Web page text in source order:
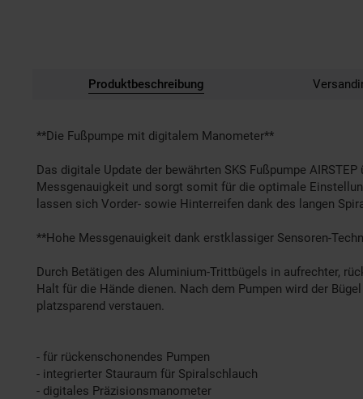
Produktbeschreibung
**Die Fußpumpe mit digitalem Manometer**
Das digitale Update der bewährten SKS Fußpumpe
Messgenauigkeit und sorgt somit für die optimale
lassen sich Vorder- sowie Hinterreifen dank des langen
**Hohe Messgenauigkeit dank erstklassiger Sensoren-
Durch Betätigen des Aluminium-Trittbügels in aufrechter,
Halt für die Hände dienen. Nach dem Pumpen wird der
platzsparend verstauen.
- für rückenschonendes Pumpen
- integrierter Stauraum für Spiralschlauch
- digitales Präzisionsmanometer